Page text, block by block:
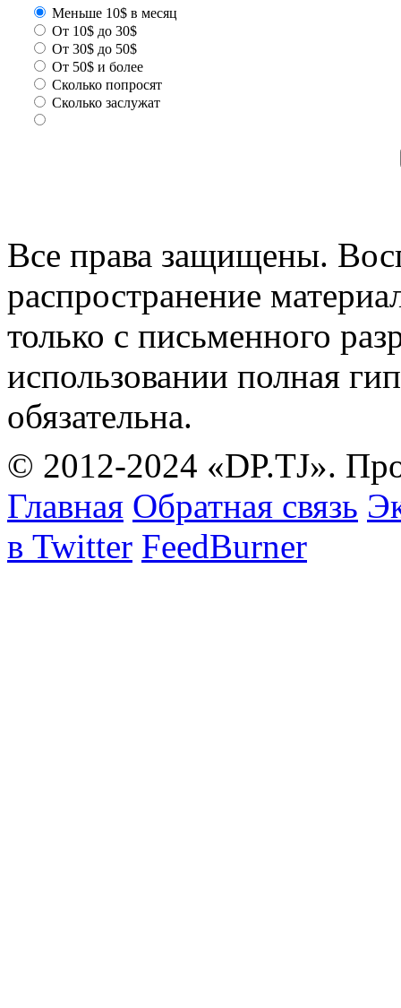
Меньше 10$ в месяц
От 10$ до 30$
От 30$ до 50$
От 50$ и более
Сколько попросят
Сколько заслужат
Все права защищены.
распространение
только с письменного
использовании полная
обязательна.
© 2012-2024 «DP.TJ».
Главная Обратная связь
в Twitter FeedBurner